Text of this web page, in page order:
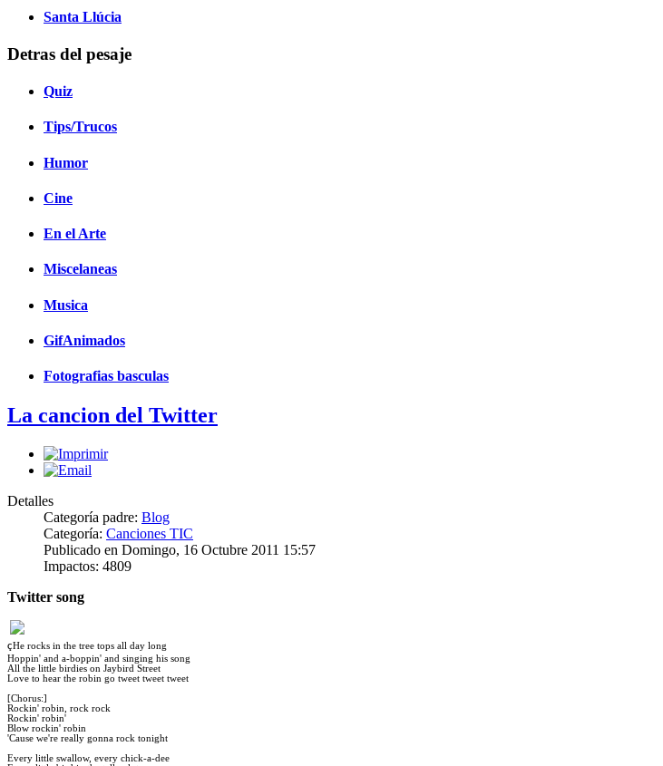
Santa Llúcia
Detras del pesaje
Quiz
Tips/Trucos
Humor
Cine
En el Arte
Miscelaneas
Musica
GifAnimados
Fotografias basculas
La cancion del Twitter
Detalles
Categoría padre: Blog
Categoría: Canciones TIC
Publicado en Domingo, 16 Octubre 2011 15:57
Impactos: 4809
Twitter song
çHe rocks in the tree tops all day long
Hoppin' and a-boppin' and singing his song
All the little birdies on Jaybird Street
Love to hear the robin go tweet tweet tweet
[Chorus:]
Rockin' robin, rock rock
Rockin' robin'
Blow rockin' robin
'Cause we're really gonna rock tonight
Every little swallow, every chick-a-dee